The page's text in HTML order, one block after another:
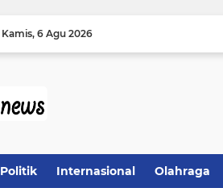
Kamis 6 Agu 2026
Politik Internasional Olahraga